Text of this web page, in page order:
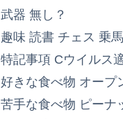
武器 無し？
趣味 読書 チェス 乗馬
特記事項 Cウイルス
好きな食べ物 オープ
苦手な食べ物 ピーナ